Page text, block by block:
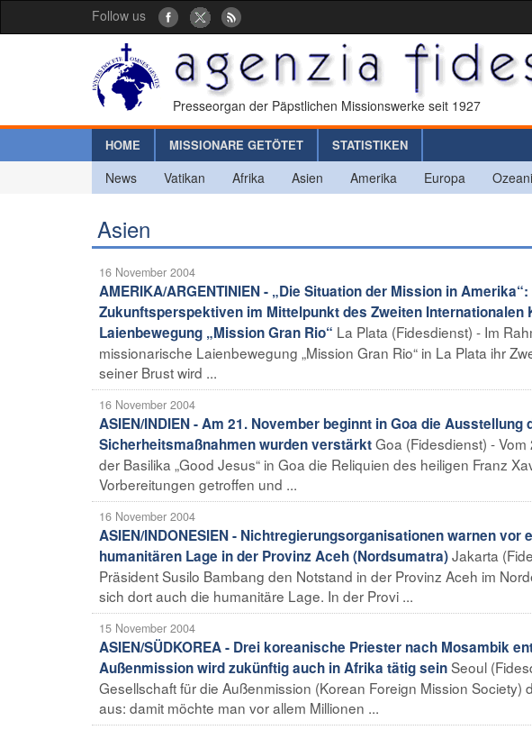
Follow us
Presseorgan der Päpstlichen Missionswerke seit 1927
HOME MISSIONARE GETÖTET STATISTIKEN
News Vatikan Afrika Asien Amerika Europa
Asien
16 November 2004
AMERIKA/ARGENTINIEN - „Die Situation der Mission in
Zukunftsperspektiven im Mittelpunkt des Zweiten
Laienbewegung „Mission Gran Rio“ La Plata (Fidesdienst) - Im
missionarische Laienbewegung „Mission Gran Rio“ in La Plata ihr
seiner Brust wird ...
16 November 2004
ASIEN/INDIEN - Am 21. November beginnt in Goa die
Sicherheitsmaßnahmen wurden verstärktGoa (Fidesdienst) -
der Basilika „Good Jesus“ in Goa die Reliquien des heiligen Franz
Vorbereitungen getroffen und ...
16 November 2004
ASIEN/INDONESIEN - Nichtregierungsorganisationen warnen
humanitären Lage in der Provinz Aceh (Nordsumatra)Jakarta
Präsident Susilo Bambang den Notstand in der Provinz Aceh im
sich dort auch die humanitäre Lage. In der Provi ...
15 November 2004
ASIEN/SÜDKOREA - Drei koreanische Priester nach Mosambik
Außenmission wird zukünftig auch in Afrika tätig seinSeoul
Gesellschaft für die Außenmission (Korean Foreign Mission
aus: damit möchte man vor allem Millionen ...